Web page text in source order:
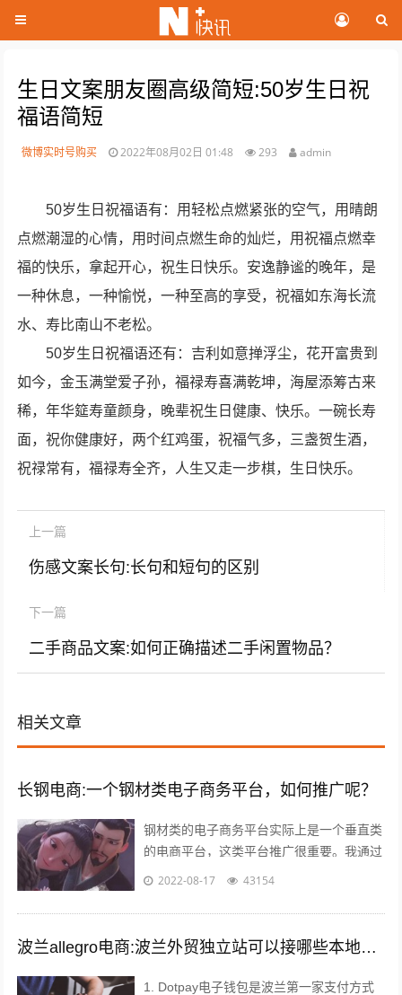
生日文案朋友圈高级简短:50岁生日祝
福语简短
微博实时号购买 2022年08月02日 01:48 293 admin
50岁生日祝福语有：用轻松点燃紧张的空气，用晴朗
点燃潮湿的心情，用时间点燃生命的灿烂，用祝福点燃幸
福的快乐，拿起开心，祝生日快乐。安逸静谧的晚年，是
一种休息，一种愉悦，一种至高的享受，祝福如东海长流
水、寿比南山不老松。
50岁生日祝福语还有：吉利如意掸浮尘，花开富贵到
如今，金玉满堂爱子孙，福禄寿喜满乾坤，海屋添筹古来
稀，年华筵寿童颜身，晚辈祝生日健康、快乐。一碗长寿
面，祝你健康好，两个红鸡蛋，祝福气多，三盏贺生酒，
祝禄常有，福禄寿全齐，人生又走一步棋，生日快乐。
上一篇
伤感文案长句:长句和短句的区别
下一篇
二手商品文案:如何正确描述二手闲置物品？
相关文章
长钢电商:一个钢材类电子商务平台，如何推广呢？
钢材类的电子商务平台实际上是一个垂直类
的电商平台，这类平台推广很重要。我通过
自己掌握的方法如下： 1，利用今日头条、
2022-08-17 43154
波兰allegro电商:波兰外贸独立站可以接哪些本地支付方式？
1. Dotpay电子钱包是波兰第一家支付方式